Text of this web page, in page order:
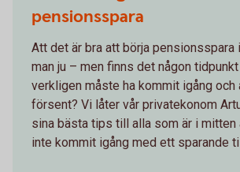
pensionsspara
Att det är bra att börja
man ju – men finns det någon tidpunkt
verkligen måste ha kommit igång och
försent? Vi låter vår privatekonom
sina bästa tips till alla som är i mitten
inte kommit igång med ett sparande